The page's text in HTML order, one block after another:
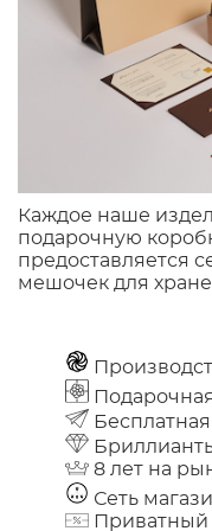
Каждое наше
подарочную
предоставляется
мешочек для
8 лет на
Сеть
Приватный